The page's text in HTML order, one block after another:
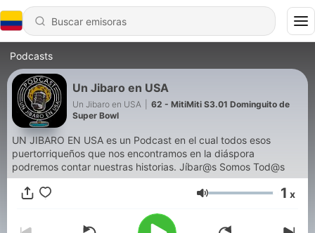
Podcasts
Un Jibaro en USA
Un Jibaro en USA
62 - MitiMiti S3.01 Dominguito de
Super Bowl
UN JIBARO EN USA es un Podcast en el cual todos esos
puertorriqueños que nos encontramos en la diáspora
podremos contar nuestras historias. Jíbar@s Somos Tod@s
Volumen 1 x